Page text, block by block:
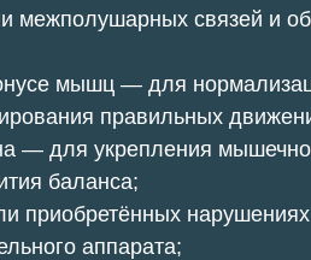
межполушарных связей и
мышц — для
правильных
— для укрепления
баланса;
приобретённых нарушениях
аппарата;